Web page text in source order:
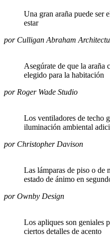
Una gran araña puede ser
estar
por Culligan Abraham
Asegúrate de que la araña
elegido para la habitación
por Roger Wade Studio
Los ventiladores de techo
iluminación ambiental
por Christopher Davison
Las lámparas de piso o de
estado de ánimo en
por Ownby Design
Los apliques son geniales
ciertos detalles de acento